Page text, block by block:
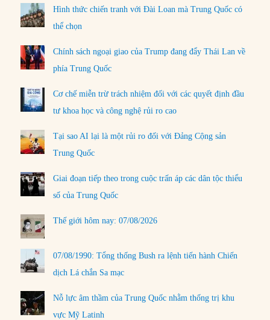
Hình thức chiến tranh với Đài Loan mà Trung Quốc có
thể chọn
Chính sách ngoại giao của Trump đang đẩy Thái Lan về
phía Trung Quốc
Cơ chế miễn trừ trách nhiệm đối với các quyết định đầu
tư khoa học và công nghệ rủi ro cao
Tại sao AI lại là một rủi ro đối với Đảng Cộng sản
Trung Quốc
Giai đoạn tiếp theo trong cuộc trấn áp các dân tộc thiểu
số của Trung Quốc
Thế giới hôm nay: 07/08/2026
07/08/1990: Tổng thống Bush ra lệnh tiến hành Chiến
dịch Lá chắn Sa mạc
Nỗ lực âm thầm của Trung Quốc nhằm thống trị khu
vực Mỹ Latinh